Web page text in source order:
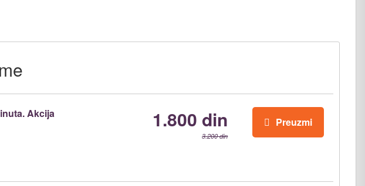
Akcija 1.800 din
3.200 din
Preuzmi